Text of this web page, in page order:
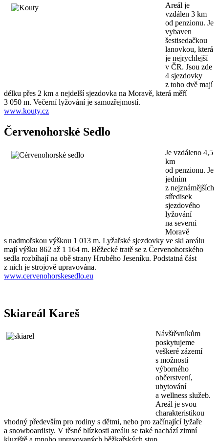
Areál je
vzdálen 3 km
od penzionu. Je
vybaven
šestisedačkou
lanovkou, která
je nejrychlejší
v ČR. Jsou zde
4 sjezdovky
z toho dvě mají
délku přes 2 km a nejdelší sjezdovka na Moravě, která měří
3 050 m. Večerní lyžování je samozřejmostí.
www.kouty.cz
Červenohorské Sedlo
Je vzdáleno 4,5
km
od penzionu. Je
jedním
z nejznámějších
středisek
sjezdového
lyžování
na severní
Moravě
s nadmořskou výškou 1 013 m. Lyžařské sjezdovky ve ski areálu
mají výšku 862 až 1 164 m. Běžecké tratě se z Červenohorského
sedla rozbíhají na obě strany Hrubého Jeseníku. Podstatná část
z nich je strojově upravována.
www.cervenohorskesedlo.eu
Skiareál Kareš
Návštěvníkům
poskytujeme
veškeré zázemí
s možností
výborného
občerstvení,
ubytování
a wellness služeb.
Areál je svou
charakteristikou
vhodný především pro rodiny s dětmi, nebo pro začínající lyžaře
a snowboardisty. V těsné blízkosti areálu se také nachází zimní